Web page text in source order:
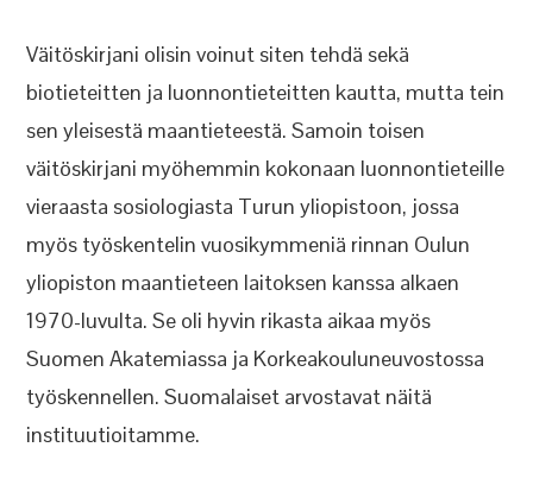
Väitöskirjani olisin voinut siten tehdä sekä
biotieteitten ja luonnontieteitten kautta, mutta tein
sen yleisestä maantieteestä. Samoin toisen
väitöskirjani myöhemmin kokonaan luonnontieteille
vieraasta sosiologiasta Turun yliopistoon, jossa
myös työskentelin vuosikymmeniä rinnan Oulun
yliopiston maantieteen laitoksen kanssa alkaen
1970-luvulta. Se oli hyvin rikasta aikaa myös
Suomen Akatemiassa ja Korkeakouluneuvostossa
työskennellen. Suomalaiset arvostavat näitä
instituutioitamme.